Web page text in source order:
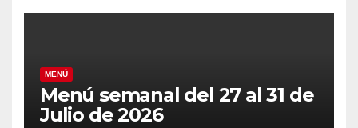
MENÚ
Menú semanal del 27 al 31 de
Julio de 2026